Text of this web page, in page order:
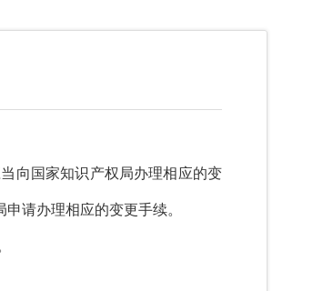
向国家知识产权局办理相应的变
请办理相应的变更手续。